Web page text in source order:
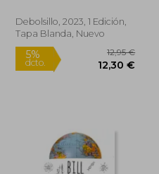
5%
dcto.
Debolsillo, 2023, 1 Edición,
Tapa Blanda, Nuevo